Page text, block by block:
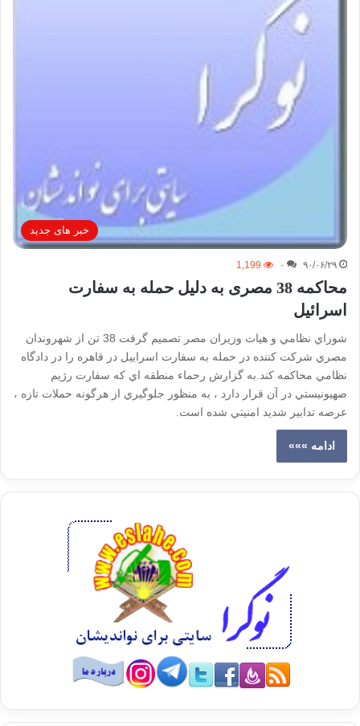
خبر های جدید
۹۰/۰۶/۲۹ ۰ 1,199
محاکمه 38 مصری به دلیل حمله به سفارت
اسرائیل
شوراي نظامي و هيات وزيران مصر تصميم گرفت 38 تن از شهروندان
مصري شرکت کننده در حمله به سفارت اسراييل در قاهره را در دادگاه
نظامي محاکمه کند.به گزارش رحماء منطقه اي که سفارت رژيم
صهيونيستي در آن قرار دارد ، به منظور جلوگيري از هرگونه حملات تازه ،
عرصه تدابير شديد امنيتي شده است.
ادامه »»»